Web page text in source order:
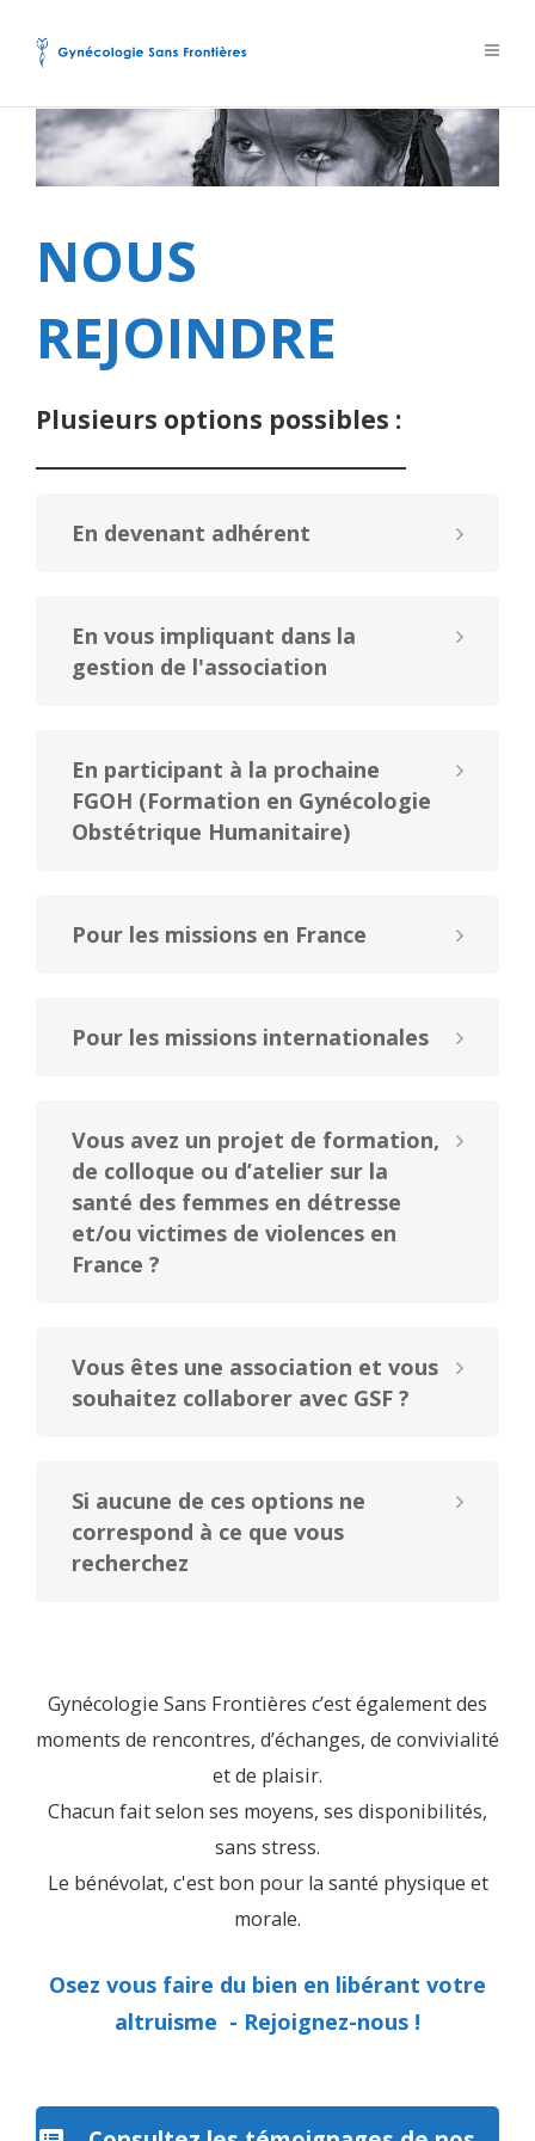
NOUS
REJOINDRE
Plusieurs options possibles :
En devenant adhérent
En vous impliquant dans la
gestion de l'association
En participant à la prochaine
FGOH (Formation en Gynécologie
Obstétrique Humanitaire)
Pour les missions en France
Pour les missions internationales
Vous avez un projet de formation,
de colloque ou d’atelier sur la
santé des femmes en détresse
et/ou victimes de violences en
France ?
Vous êtes une association et vous
souhaitez collaborer avec GSF ?
Si aucune de ces options ne
correspond à ce que vous
recherchez
Gynécologie Sans Frontières c’est également des
moments de rencontres, d’échanges, de convivialité
et de plaisir.
Chacun fait selon ses moyens, ses disponibilités,
sans stress.
Le bénévolat, c'est bon pour la santé physique et
morale.
Osez vous faire du bien en libérant votre
altruisme - Rejoignez-nous !